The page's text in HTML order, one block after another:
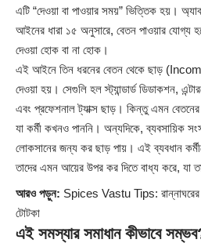
এটি “দেওয়া বা পাওয়ার সময়” ভিত্তিক হয়।
আইনের ধারা ১৫ অনুসারে, বেতন পাওয়ার
দেওয়া হোক বা না হোক।
এই আইনে তিন ধরনের বেতন থেকে ছাড়
দেওয়া হয়। সেগুলি হল স্ট্যান্ডার্ড ডিডাকশন,
এবং প্রফেশনাল ট্যাক্স ছাড়। কিন্তু এমন
যা কর্মী কখনও পাননি। অন্যদিকে, ব্যবসায়িক
লোকসানের জন্য কর ছাড় পায়। এই ব্যবধান
তাদের এমন আয়ের উপর কর দিতে বাধ্য করে, যা
আরও পড়ুন: Spices Vastu Tips: রান্নাঘরের
টোটকা
এই সমস্যার সমাধান কীভাবে